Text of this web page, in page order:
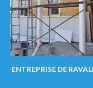
ENTREPRISE DE